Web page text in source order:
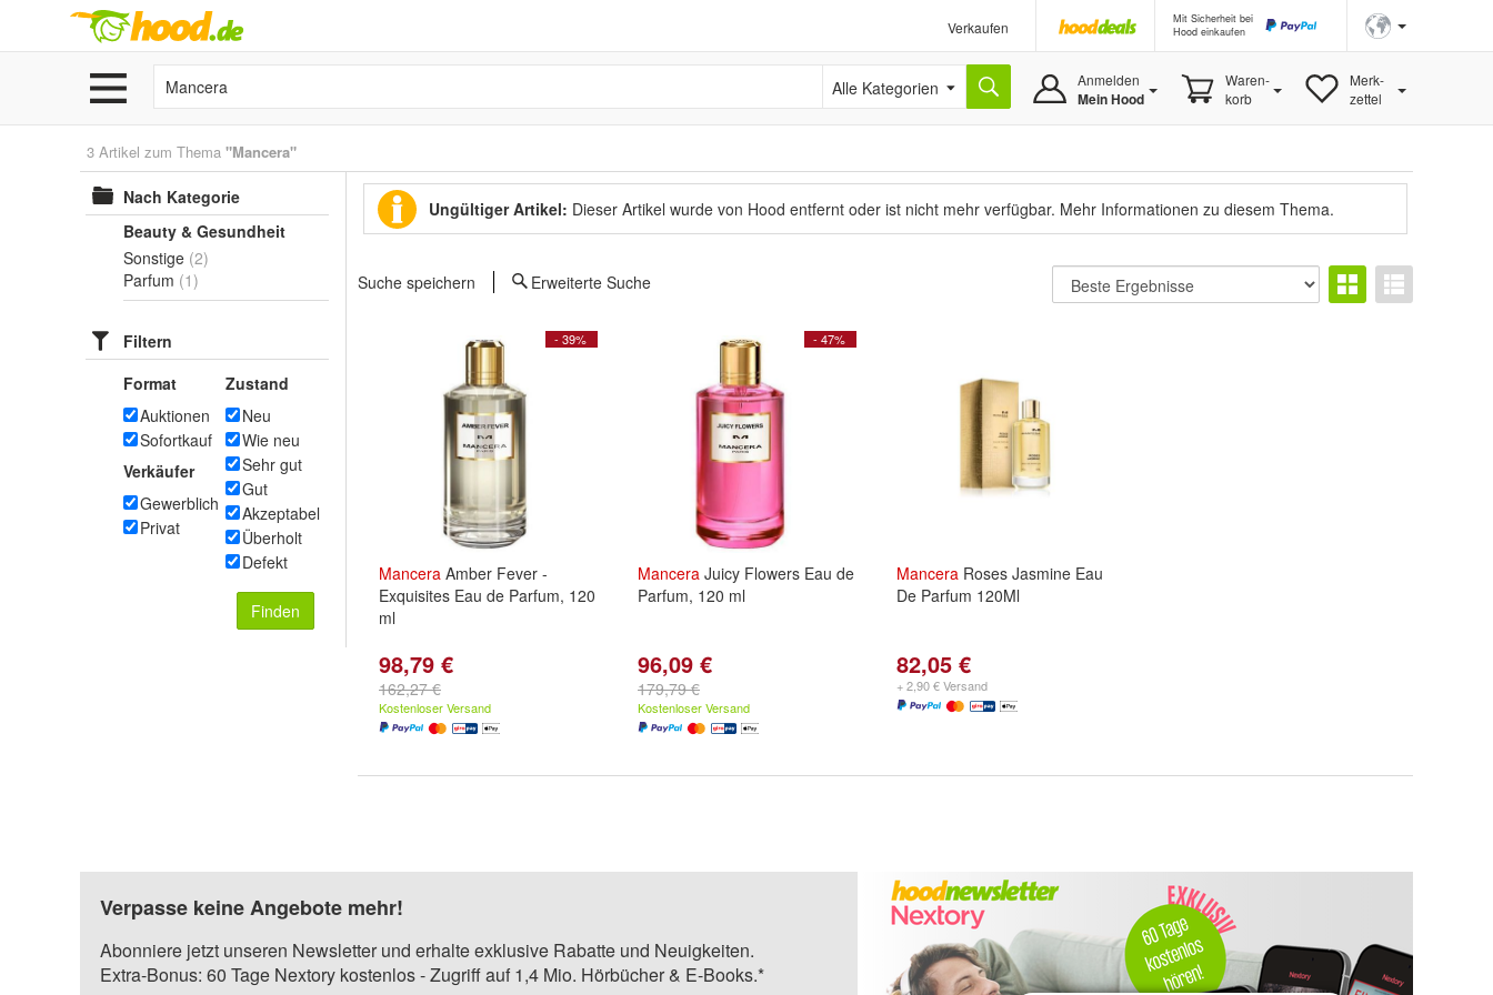
Verkaufen
Mit Sicherheit bei
Hood einkaufen
Alle Kategorien Anmelden
Mein Hood
Waren-
korb
Merk-
zettel
3 Artikel zum Thema "Mancera"
Nach Kategorie
Beauty & Gesundheit
Sonstige (2)
Parfum (1)
Filtern
Format
Auktionen
Sofortkauf
Verkäufer
Gewerblich
Privat
Zustand
Neu
Wie neu
Sehr gut
Gut
Akzeptabel
Überholt
Defekt
Finden
Ungültiger Artikel: Dieser Artikel wurde von Hood entfernt oder ist nicht mehr verfügbar. Mehr Informationen zu diesem Thema.
Suche speichern Erweiterte Suche
- 39%
Mancera Amber Fever -
Exquisites Eau de Parfum, 120
ml
98,79 €
162,27 €
Kostenloser Versand
- 47%
Mancera Juicy Flowers Eau de
Parfum, 120 ml
96,09 €
179,79 €
Kostenloser Versand
Mancera Roses Jasmine Eau
De Parfum 120Ml
82,05 €
+ 2,90 € Versand
Verpasse keine Angebote mehr!
Abonniere jetzt unseren Newsletter und erhalte exklusive Rabatte und Neuigkeiten.
Extra-Bonus: 60 Tage Nextory kostenlos - Zugriff auf 1,4 Mio. Hörbücher & E-Books.*